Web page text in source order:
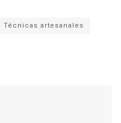
Técnicas artesanales